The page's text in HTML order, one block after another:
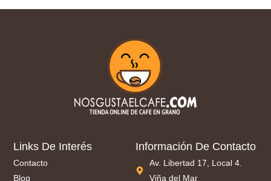
Links De Interés
Contacto
Blog
Información De Contacto
Av. Libertad 17, Local 4.
Viña del Mar